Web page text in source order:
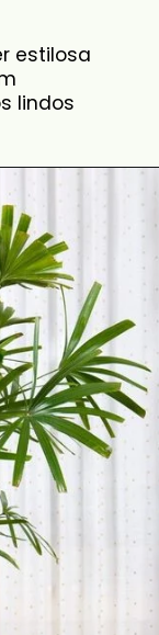
estilosa
lindos